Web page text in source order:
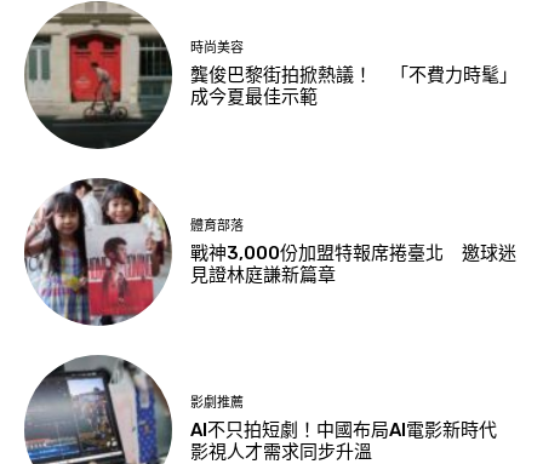
時尚美容
龔俊巴黎街拍掀熱議！ 「不費力時髦」
成今夏最佳示範
體育部落
戰神3,000份加盟特報席捲臺北 邀球迷
見證林庭謙新篇章
影劇推薦
AI不只拍短劇！中國布局AI電影新時代
影視人才需求同步升溫